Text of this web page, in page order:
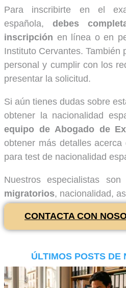
Para inscribirte en el
española, debes
inscripción en línea o en
Instituto Cervantes. También
personal y cumplir con los
presentar la solicitud.
Si aún tienes dudas sobre
obtener la nacionalidad
equipo de Abogado de
obtener más detalles
para test de nacionalidad
Nuestros especialistas
migratorios, nacionalidad,
CONTACTA CON
ÚLTIMOS POSTS DE